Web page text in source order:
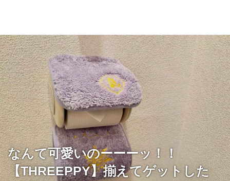
なんて可愛いのーーーッ！！
【THREEPPY】揃えてゲットした